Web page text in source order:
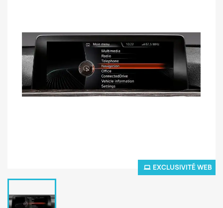
EXCLUSIVITÉ WEB